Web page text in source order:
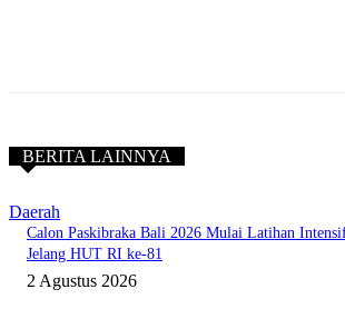
BERITA LAINNYA
Daerah
Calon Paskibraka Bali 2026 Mulai Latihan
Jelang HUT RI ke-81
2 Agustus 2026